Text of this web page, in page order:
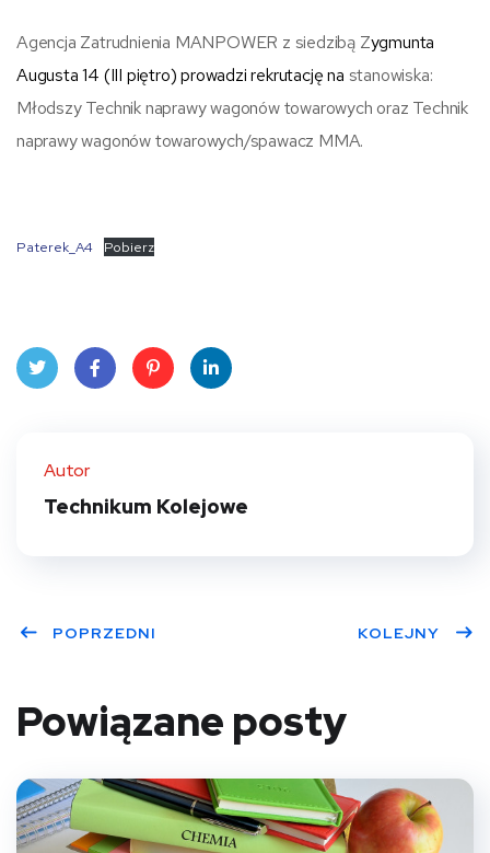
Agencja Zatrudnienia MANPOWER z siedzibą Zygmunta
Augusta 14 (III piętro) prowadzi rekrutację na stanowiska:
Młodszy Technik naprawy wagonów towarowych oraz Technik
naprawy wagonów towarowych/spawacz MMA.
Paterek_A4 Pobierz
t
Autor
Technikum Kolejowe
POPRZEDNI KOLEJNY
Powiązane posty